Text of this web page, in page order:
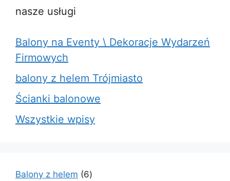
nasze usługi
Balony na Eventy \ Dekoracje Wydarzeń
Firmowych
balony z helem Trójmiasto
Ścianki balonowe
Wszystkie wpisy
Balony z helem 66